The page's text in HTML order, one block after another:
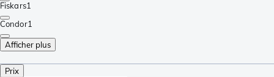
Fiskars1
Condor1
Afficher plus
Prix